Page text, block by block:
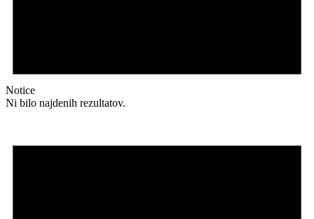
Notice
Ni bilo najdenih rezultatov.